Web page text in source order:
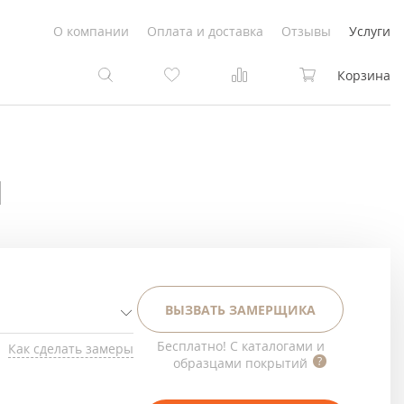
О компании Оплата и доставка Отзывы Услуги
Корзина
Как сделать замеры
ВЫЗВАТЬ ЗАМЕРЩИКА
Бесплатно! С каталогами и
образцами покрытий